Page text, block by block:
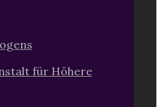
für Höhere